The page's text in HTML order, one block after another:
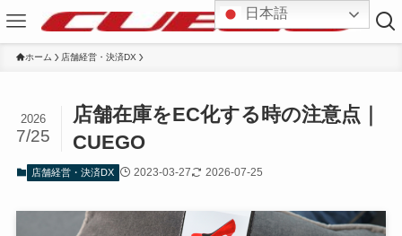
ホーム 店舗経営・決済DX
店舗在庫をEC化する時の注意点｜
CUEGO
2026
7/25
店舗経営・決済DX 2023-03-27 2026-07-25
日本語